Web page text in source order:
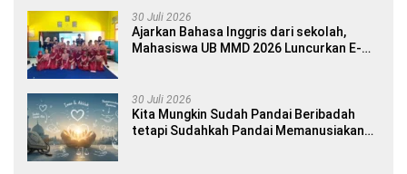
30 Juli 2026
Ajarkan Bahasa Inggris dari sekolah,
Mahasiswa UB MMD 2026 Luncurkan E-
30 Juli 2026
Kita Mungkin Sudah Pandai Beribadah
tetapi Sudahkah Pandai Memanusiakan